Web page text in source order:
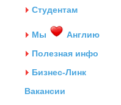
Студентам
Мы
Англию
Полезная инфо
Бизнес-Линк
Вакансии